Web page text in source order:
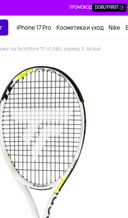
ПРОМОКОД DOBUYFIRST
iPhone 17 Pro Косметика и уход Nike
Tecnifibre TF-X1 285, размер 3, белый